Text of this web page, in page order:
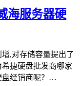
海服务器硬
,对存储容量提出了
捷硬盘批发商哪家
盘经销商呢？…